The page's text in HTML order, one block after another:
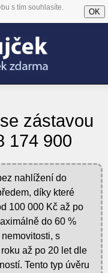
s tím souhlasíte.
OK
zástavou
174 900
nahlížení do
díky které
100 000 Kč až po
do 60 %
s
až po 20 let dle
Tento typ úvěru